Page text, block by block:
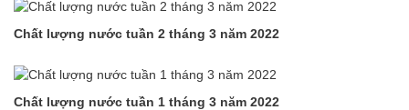
Chất lượng nước tuần 2 tháng 3 năm 2022
Chất lượng nước tuần 1 tháng 3 năm 2022